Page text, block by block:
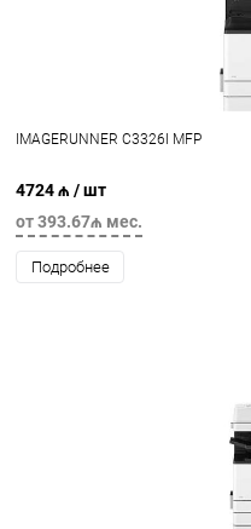
IMAGERUNNER C3326I MFP
4724 ₼ / шт
от 393.67₼ мес.
Подробнее